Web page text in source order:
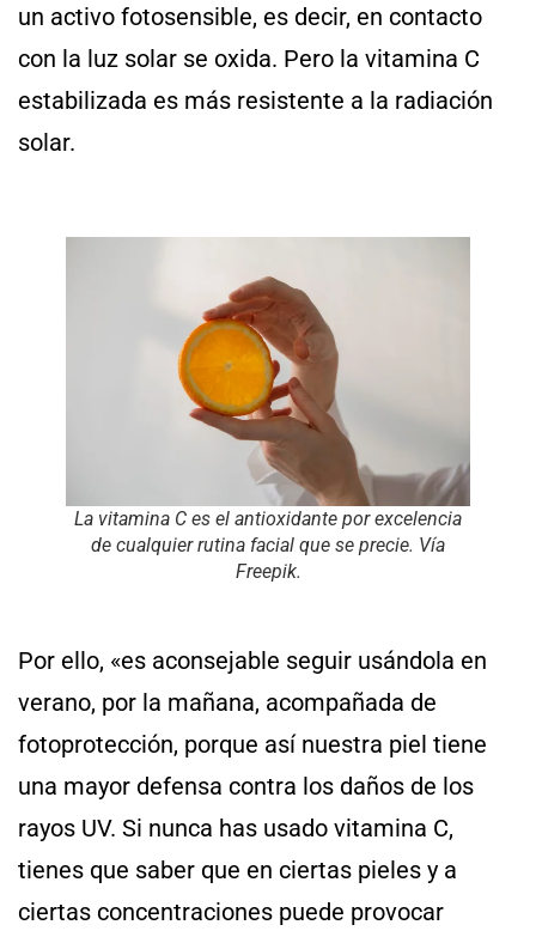
un activo fotosensible, es decir, en contacto
con la luz solar se oxida. Pero la vitamina C
estabilizada es más resistente a la radiación
solar.
La vitamina C es el antioxidante por excelencia
de cualquier rutina facial que se precie. Vía
Freepik.
Por ello, «es aconsejable seguir usándola en
verano, por la mañana, acompañada de
fotoprotección, porque así nuestra piel tiene
una mayor defensa contra los daños de los
rayos UV. Si nunca has usado vitamina C,
tienes que saber que en ciertas pieles y a
ciertas concentraciones puede provocar